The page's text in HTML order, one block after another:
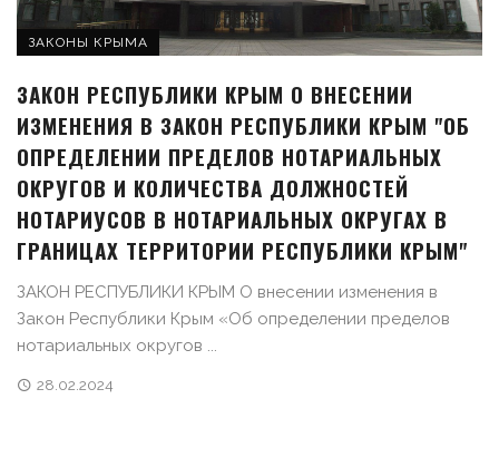
ЗАКОНЫ КРЫМА
ЗАКОН РЕСПУБЛИКИ КРЫМ О ВНЕСЕНИИ
ИЗМЕНЕНИЯ В ЗАКОН РЕСПУБЛИКИ КРЫМ "ОБ
ОПРЕДЕЛЕНИИ ПРЕДЕЛОВ НОТАРИАЛЬНЫХ
ОКРУГОВ И КОЛИЧЕСТВА ДОЛЖНОСТЕЙ
НОТАРИУСОВ В НОТАРИАЛЬНЫХ ОКРУГАХ В
ГРАНИЦАХ ТЕРРИТОРИИ РЕСПУБЛИКИ КРЫМ"
ЗАКОН РЕСПУБЛИКИ КРЫМ О внесении изменения в
Закон Республики Крым «Об определении пределов
нотариальных округов ...
28.02.2024